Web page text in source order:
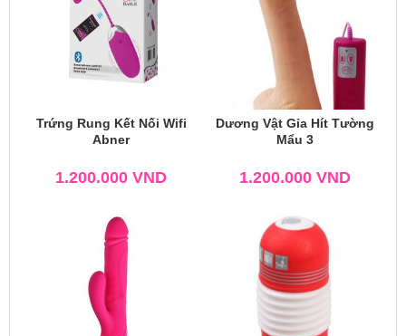
Trứng Rung Kết Nối Wifi
Abner
1.200.000 VND
Dương Vật Gỉa Hít Tường
Mẩu 3
1.200.000 VND